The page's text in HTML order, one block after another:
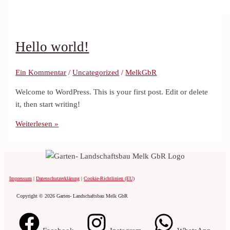
Hello world!
Ein Kommentar /Uncategorized /MelkGbR
Welcome to WordPress. This is your first post. Edit or delete
it, then start writing!
Weiterlesen »
Impressum | Datenschutzerklärung | Cookie-Richtlinien (EU)
Copyright © 2026 Garten- Landschaftsbau Melk GbR